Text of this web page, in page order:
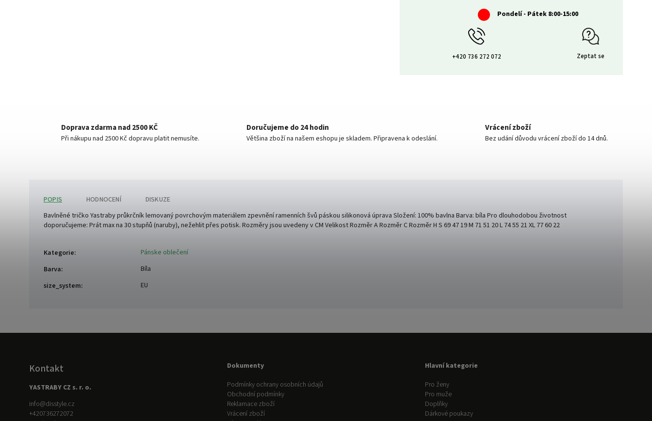
Pondelí - Pátek 8:00-15:00
+420 736 272 072 Zeptat se
Doprava zdarma nad 2500 KČ
Při nákupu nad 2500 Kč dopravu platit nemusíte.
Doručujeme do 24 hodin
Většina zboží na našem eshopu je skladem. Připravena k odeslání.
Vrácení zboží
Bez udání důvodu vrácení zboží do 14 dnů.
POPIS HODNOCENÍ
DISKUZE
Bavlněné tričko Yastraby průkrčník lemovaný povrchovým materiálem zpevnění ramenních švů páskou silikonová úprava Složení: 100% bavlna Barva: bíla Pro dlouhodobou životnost
doporučujeme: Prát max na 30 stupňů (naruby), nežehlit přes potisk. Rozměry jsou uvedeny v CM Velikost Rozměr A Rozměr C Rozměr H S 69 47 19 M 71 51 20 L 74 55 21 XL 77 60 22
Kategorie:
Pánske oblečení
Barva:
Bíla
size_system: EU
Kontakt
YASTRABY CZ s. r. o.
info@disstyle.cz
+420736272072
Dokumenty
Podmínky ochrany osobních údajů
Obchodní podmínky
Reklamace zboží
Vrácení zboží
Hlavní kategorie
Pro ženy
Pro muže
Doplňky
Dárkové poukazy